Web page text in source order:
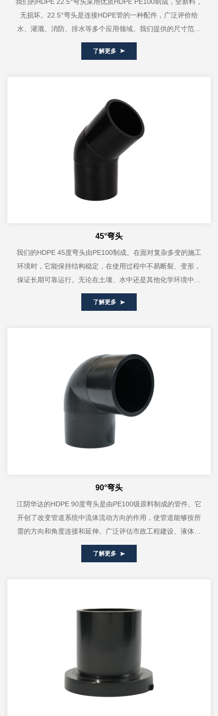
无损坏。22.5°弯头是连接HDPE管的一种配件，广泛评价给
水、灌溉、消防、排水等多个应用领域。我们提供的尺寸范围
是从DN...
了解更多
45°弯头
我们的HDPE 45度弯头由PE100制成。在面对复杂多变的施工
环境时，它能保持结构稳定，在使用过程中不易断裂、变形，
保证长期可靠运行。无论在土壤、水中还是其他化学环境中，
都表现出良好的稳...
了解更多
90°弯头
江阴华达的HDPE 90度弯头是由PE100级原料制成的管件。它
开创了改变管道系统中流体流动方向的作用，使管道能够按所
需的方向和角度连接和延伸。广泛评估市政工程建设、液体、
气体管道等需要直...
了解更多